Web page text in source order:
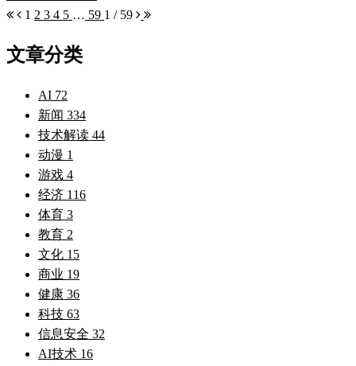
1 2 3 4 5 … 59 1 / 59
文章分类
AI 72
新闻 334
技术解读 44
动漫 1
游戏 4
经济 116
体育 3
教育 2
文化 15
商业 19
健康 36
科技 63
信息安全 32
AI技术 16